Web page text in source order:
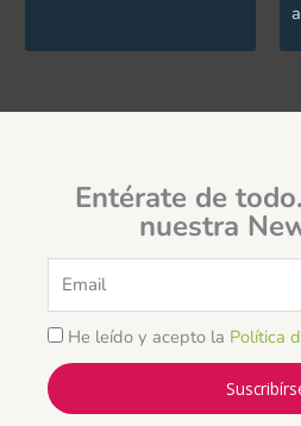
Entérate de
nuestra
He leído y acepto la Política